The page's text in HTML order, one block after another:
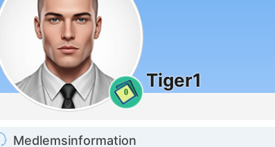
0
Tiger1
Medlemsinformation